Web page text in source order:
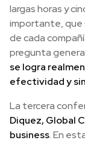
largas horas y
importante, que
de cada
pregunta
se logra
efectividad y
La tercera
Diquez, Global
business. En